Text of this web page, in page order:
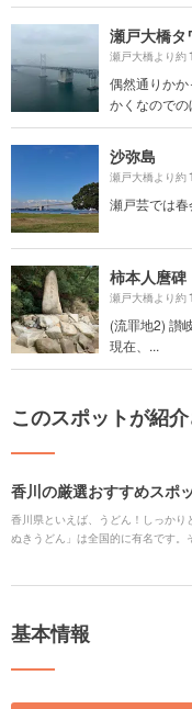
瀬戸大橋タ
瀬戸大橋より約
偶然通りか
かくなのでの
沙弥島
瀬戸大橋より約
瀬戸芸では春
柿本人麿碑
瀬戸大橋より約
(流罪地2) 讃
現在、...
このスポットが紹
香川の厳選おすすめスポ
香川県といえば、うどん！しっかり
ぬきうどん」は全国的に有名です
基本情報